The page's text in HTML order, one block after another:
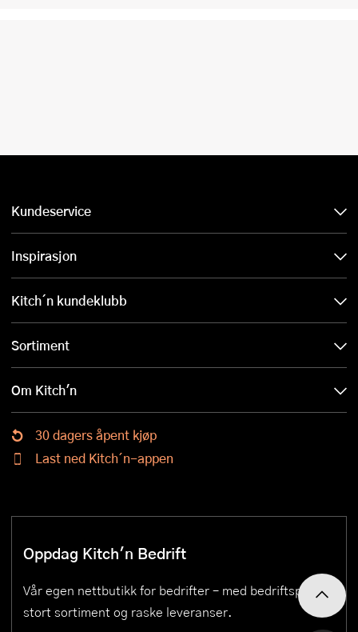
Kundeservice
Inspirasjon
Kitch´n kundeklubb
Sortiment
Om Kitch'n
30 dagers åpent kjøp
Last ned Kitch´n-appen
Oppdag Kitch'n Bedrift
Vår egen nettbutikk for bedrifter – med bedriftspriser,
stort sortiment og raske leveranser.